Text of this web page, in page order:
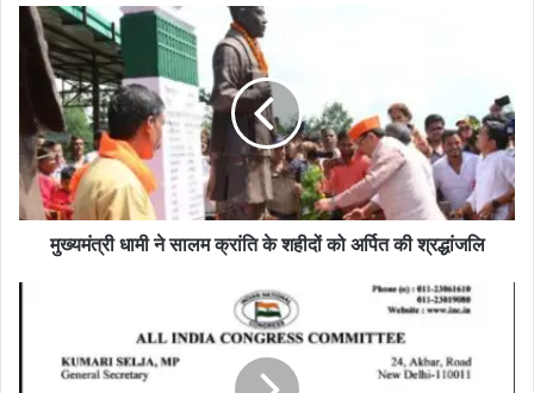
मुख्यमंत्री धामी ने सालम क्रांति के शहीदों को अर्पित की श्रद्धांजलि